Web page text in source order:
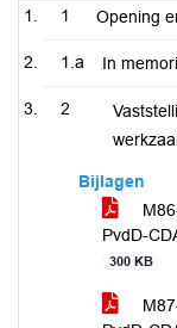
1 Opening
1.a In
2
Bijlagen
PvdD-
300 KB